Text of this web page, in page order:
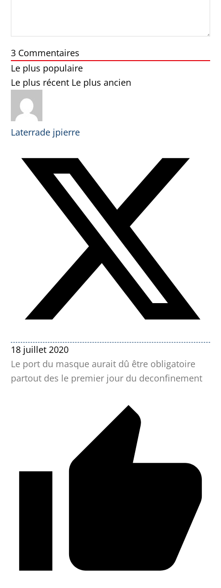
3 Commentaires
Le plus populaire
Le plus récent Le plus ancien
Laterrade jpierre
18 juillet 2020
Le port du masque aurait dû être obligatoire
partout des le premier jour du deconfinement